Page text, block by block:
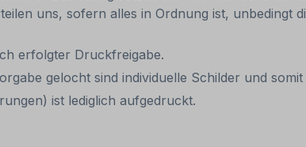
uns, sofern alles in Ordnung ist, unbedingt
erfolgter Druckfreigabe.
gelocht sind individuelle Schilder und
ist lediglich aufgedruckt.